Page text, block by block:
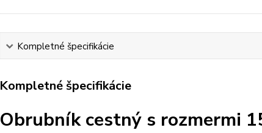
Kompletné špecifikácie
Kompletné špecifikácie
Obrubník cestný s rozmermi